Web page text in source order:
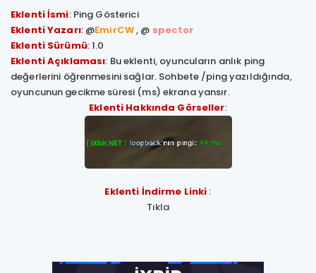
Eklenti İsmi: Ping Gösterici
Eklenti Yazarı: @EmirCW, @ spector
Eklenti Sürümü: 1.0
Eklenti Açıklaması: Bu eklenti, oyuncuların anlık ping
değerlerini öğrenmesini sağlar. Sohbete /ping yazıldığında,
oyuncunun gecikme süresi (ms) ekrana yansır.
Eklenti Hakkında Görseller:
Eklenti İndirme Linki :
Tıkla